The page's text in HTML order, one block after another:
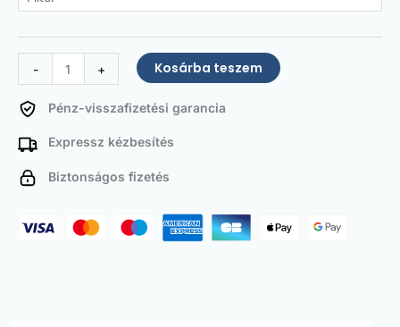
-
+
Kosárba teszem
Pénz-visszafizetési garancia
Expressz kézbesítés
Biztonságos fizetés